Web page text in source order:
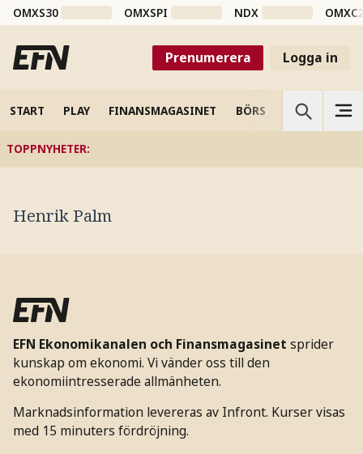
OMXS30 OMXSPI NDX
Prenumerera Logga in
START PLAY FINANSMAGASINET BÖRS VETENSKAP
TOPPNYHETER:
Henrik Palm
EFN Ekonomikanalen och Finansmagasinet sprider
kunskap om ekonomi. Vi vänder oss till den
ekonomiintresserade allmänheten.
Marknadsinformation levereras av Infront. Kurser visas
med 15 minuters fördröjning.